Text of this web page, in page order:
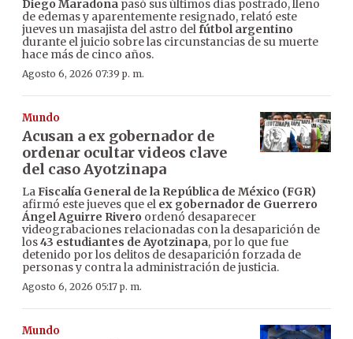
Diego Maradona pasó sus últimos días postrado, lleno
de edemas y aparentemente resignado, relató este
jueves un masajista del astro delfútbol argentino
durante el juicio sobre las circunstancias de su muerte
hace más de cinco años.
Agosto 6, 2026 07:39 p. m.
Mundo
Acusan a ex gobernador de
ordenar ocultar videos clave
del caso Ayotzinapa
LaFiscalía General de la República de México (FGR)
afirmó este jueves que el ex gobernador de Guerrero
Ángel Aguirre Rivero ordenó desaparecer
videograbaciones relacionadas con la desaparición de
los43 estudiantes de Ayotzinapa, por lo que fue
detenido por los delitos de desaparición forzada de
personas y contra la administración de justicia.
Agosto 6, 2026 05:17 p. m.
Mundo